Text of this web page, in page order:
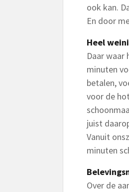
ook kan.
En door
Heel
Daar
minuten
betalen,
voor de
juist
Vanuit
minuten
Over de